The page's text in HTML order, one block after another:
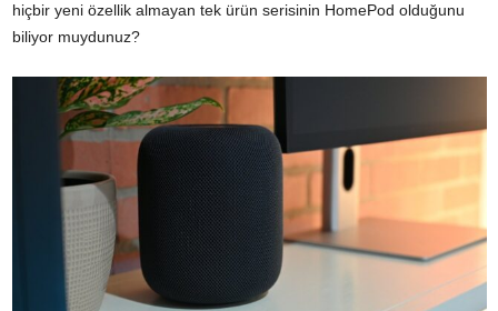
hiçbir yeni özellik almayan tek ürün serisinin HomePod olduğunu
biliyor muydunuz?